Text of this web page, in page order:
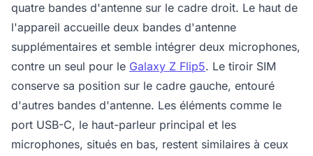
quatre bandes d'antenne sur le cadre droit. Le haut de
l'appareil accueille deux bandes d'antenne
supplémentaires et semble intégrer deux microphones,
contre un seul pour le Galaxy Z Flip5. Le tiroir SIM
conserve sa position sur le cadre gauche, entouré
d'autres bandes d'antenne. Les éléments comme le
port USB-C, le haut-parleur principal et les
microphones, situés en bas, restent similaires à ceux